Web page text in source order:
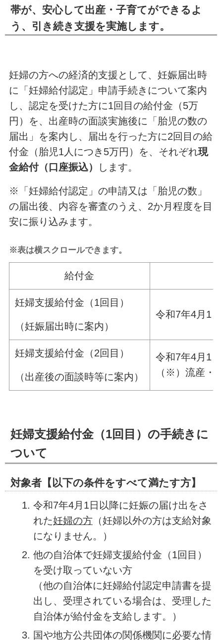
帯が、安心して出産・子育てができるよ
う、引き続き支援を実施します。
妊婦の方への経済的支援として、妊娠届出時
に「妊婦給付認定」申請手続きについて案内
し、認定を受けた方に1回目の給付金（5万
円）を、出産時の面談実施後に「胎児の数の
届出」を案内し、届出を行った方に2回目の給
付金（胎児1人につき5万円）を、それぞれ現
金給付（口座振込）
します。
※「妊婦給付認定」の申請又は「胎児の数」
の届出後、内容を審査のうえ、2か月程度を目
安に振り込みます。
※表は横スクロールできます。
給付金
妊婦支援給付金（1回目）
（妊娠届出時に案内）
令和7年4月1
妊婦支援給付金（2回目）
（出産後の面談時等に案内）
令和7年4月1
（※）流産・
妊婦支援給付金（1回目）の手続きに
ついて
対象者【以下の条件をすべて満たす方】
令和7年4月1日以降に妊娠の届け出をさ
れた妊婦の方（妊婦以外の方は支給対象
になりません。）
他の自治体で妊婦支援給付金（1回目）
を受け取っていない方
（他の自治体に妊婦給付認定申請書を提
出し、受理されている場合は、受理した
自治体が給付金を支給します。）
国や地方公共団体の関係機関に必要な情